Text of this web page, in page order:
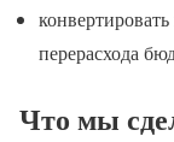
перерасхода
Что мы